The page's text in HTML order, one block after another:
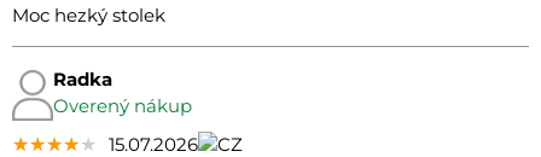
Moc hezký stolek
Radka
Overený nákup
★★★★★
★★★★★
★★★★★ 15.07.2026